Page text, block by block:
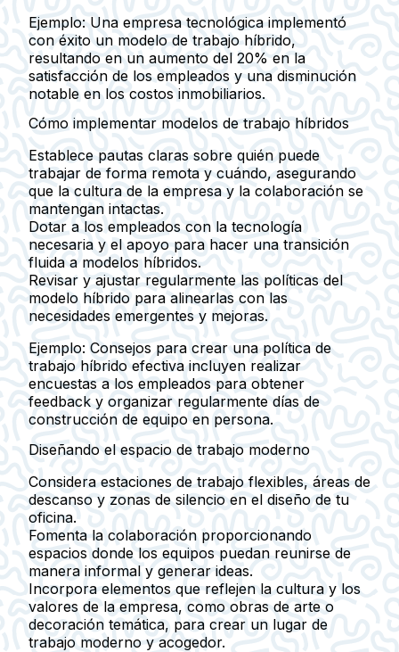
Ejemplo: Una empresa tecnológica implementó
con éxito un modelo de trabajo híbrido,
resultando en un aumento del 20% en la
satisfacción de los empleados y una disminución
notable en los costos inmobiliarios.
Cómo implementar modelos de trabajo híbridos
Establece pautas claras sobre quién puede
trabajar de forma remota y cuándo, asegurando
que la cultura de la empresa y la colaboración se
mantengan intactas.
Dotar a los empleados con la tecnología
necesaria y el apoyo para hacer una transición
fluida a modelos híbridos.
Revisar y ajustar regularmente las políticas del
modelo híbrido para alinearlas con las
necesidades emergentes y mejoras.
Ejemplo: Consejos para crear una política de
trabajo híbrido efectiva incluyen realizar
encuestas a los empleados para obtener
feedback y organizar regularmente días de
construcción de equipo en persona.
Diseñando el espacio de trabajo moderno
Considera estaciones de trabajo flexibles, áreas de
descanso y zonas de silencio en el diseño de tu
oficina.
Fomenta la colaboración proporcionando
espacios donde los equipos puedan reunirse de
manera informal y generar ideas.
Incorpora elementos que reflejen la cultura y los
valores de la empresa, como obras de arte o
decoración temática, para crear un lugar de
trabajo moderno y acogedor.